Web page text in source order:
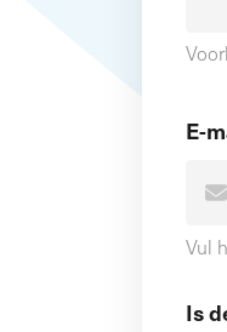
E-
Vul
Is